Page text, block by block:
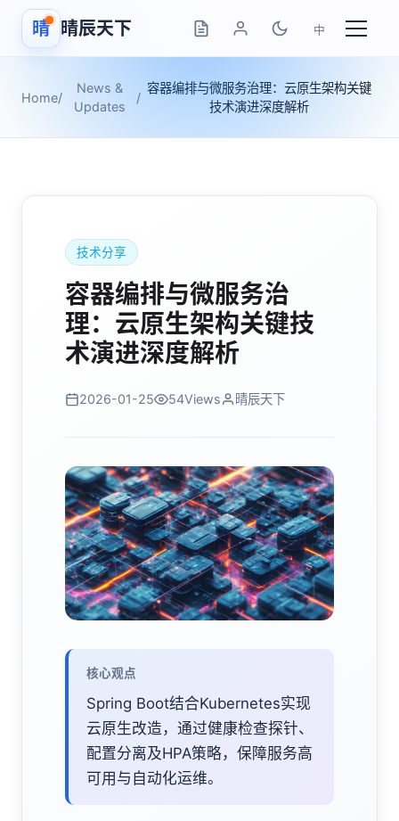
晴 晴辰天下 中
Home/
News &
Updates
/
容器编排与微服务治理：云原生架构关键
技术演进深度解析
技术分享
容器编排与微服务治
理：云原生架构关键技
术演进深度解析
2026-01-25 54Views 晴辰天下
核心观点
Spring Boot结合Kubernetes实现
云原生改造，通过健康检查探针、
配置分离及HPA策略，保障服务高
可用与自动化运维。